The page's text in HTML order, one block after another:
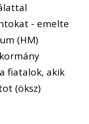
- emelte
(HM)
fiatalok, akik
(öksz)